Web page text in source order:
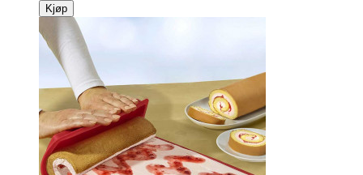
Kjøp